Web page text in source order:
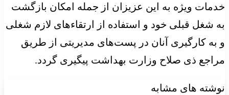
خدمات ویژه به این عزیزان از جمله امکان بازگشت
به شغل قبلی خود و استفاده از ارتقاء‌های لازم شغلی
و به کارگیری آنان در پست‌های مدیریتی از طریق
مراجع ذی صلاح وزارت بهداشت پیگیری گردد.
نوشته های مشابه